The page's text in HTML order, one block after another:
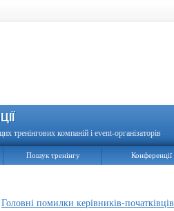
тренінгових компаній і event-організаторів
Пошук тренінгу Конференції
Головні помилки керівників-початківців